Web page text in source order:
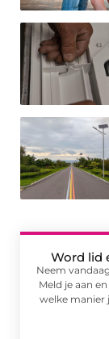
Word lid
Neem
Meld je aan
welke manier